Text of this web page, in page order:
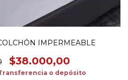
IMPERMEABLE
$38.000,00
o depósito